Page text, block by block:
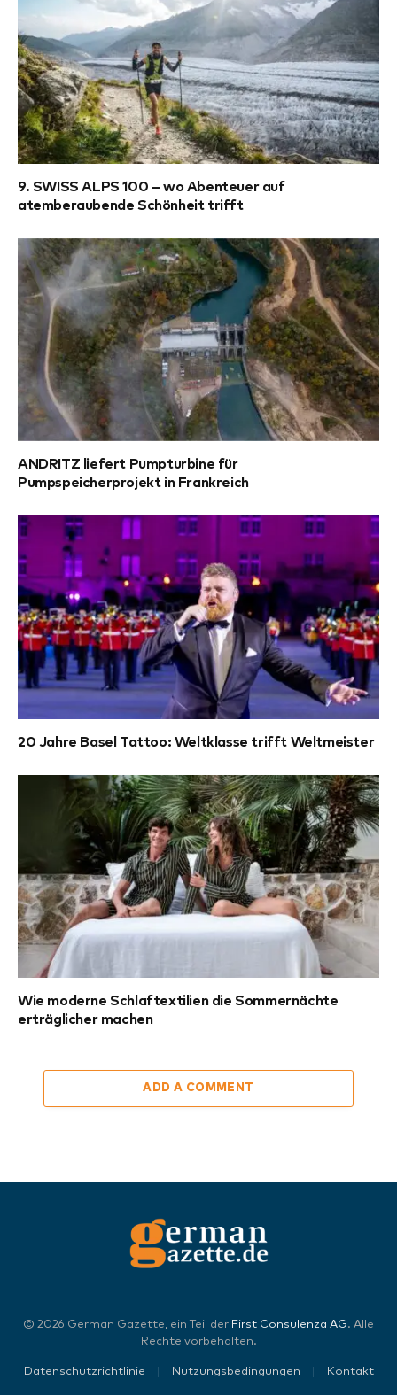
9. SWISS ALPS 100 – wo Abenteuer auf
atemberaubende Schönheit trifft
ANDRITZ liefert Pumpturbine für
Pumpspeicherprojekt in Frankreich
20 Jahre Basel Tattoo: Weltklasse trifft Weltmeister
Wie moderne Schlaftextilien die Sommernächte
erträglicher machen
ADD A COMMENT
© 2026 German Gazette, ein Teil der First Consulenza AG. Alle
Rechte vorbehalten.
Datenschutzrichtlinie Nutzungsbedingungen Kontakt